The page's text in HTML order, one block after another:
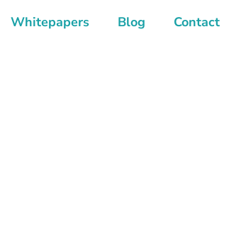
Whitepapers Blog Contact